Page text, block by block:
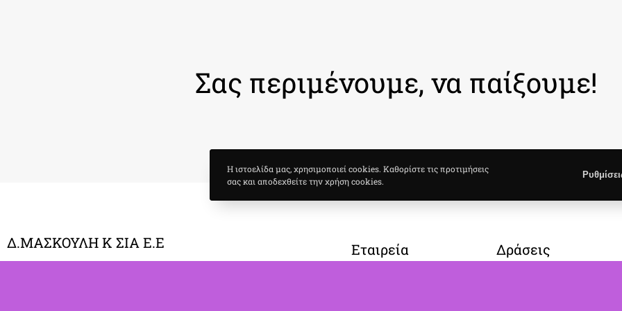
Σας περιμένουμε, να παίξουμε!
Δ.ΜΑΣΚΟΥΛΗ Κ ΣΙΑ Ε.Ε Εταιρεία Δράσεις
Η ιστοελίδα μας, χρησιμοποιεί cookies. Καθορίστε τις προτιμήσεις
σας και αποδεχθείτε την χρήση cookies.